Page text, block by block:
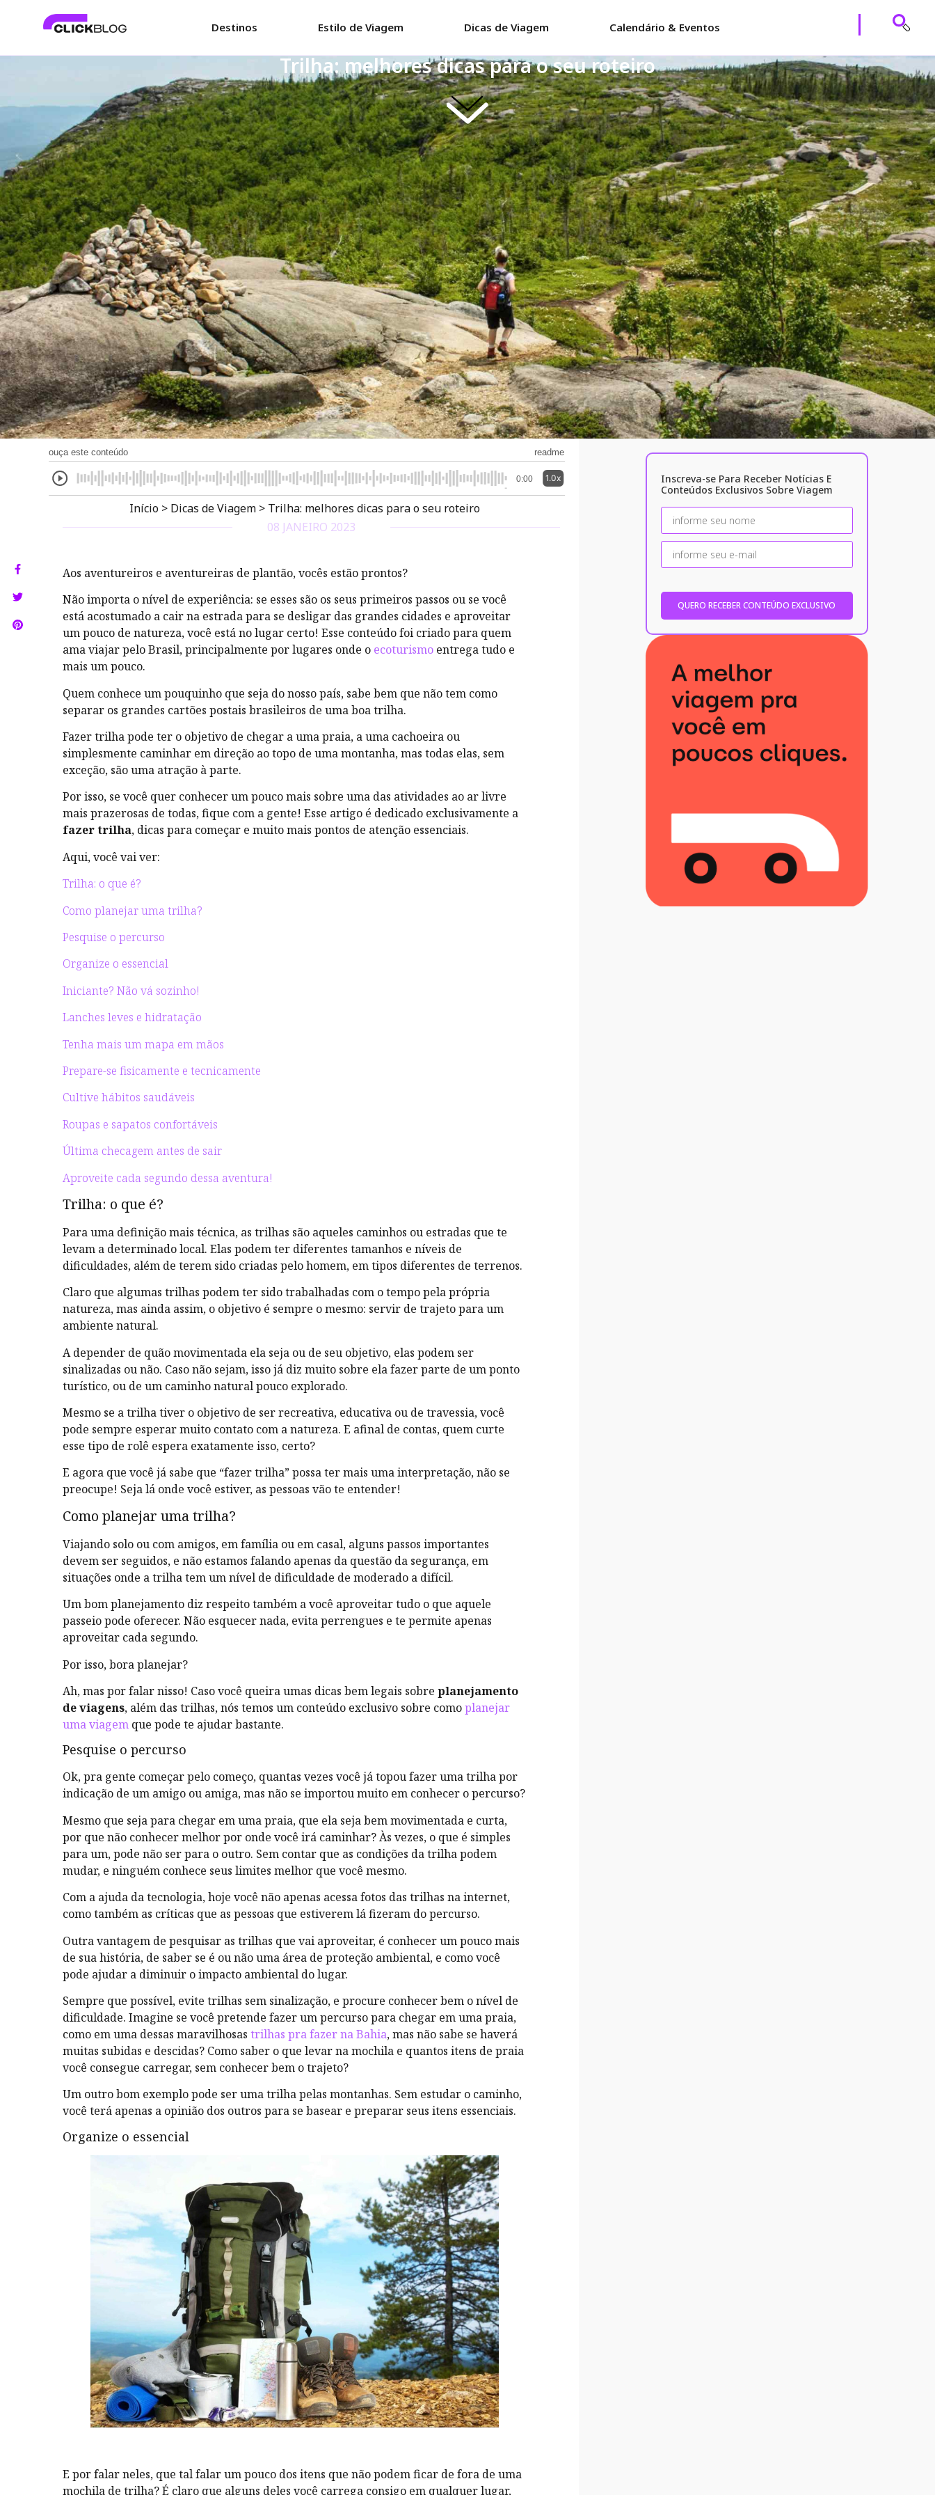
Destinos Estilo de Viagem Dicas de Viagem Calendário & Eventos
Trilha: melhores dicas para o seu roteiro
ouça este conteúdo readme
0:00 1.0x
Início > Dicas de Viagem > Trilha: melhores dicas para o seu roteiro
08 JANEIRO 2023
Aos aventureiros e aventureiras de plantão, vocês estão prontos?
Não importa o nível de experiência: se esses são os seus primeiros passos ou se você
está acostumado a cair na estrada para se desligar das grandes cidades e aproveitar
um pouco de natureza, você está no lugar certo! Esse conteúdo foi criado para quem
ama viajar pelo Brasil, principalmente por lugares onde o ecoturismo entrega tudo e
mais um pouco.
Quem conhece um pouquinho que seja do nosso país, sabe bem que não tem como
separar os grandes cartões postais brasileiros de uma boa trilha.
Fazer trilha pode ter o objetivo de chegar a uma praia, a uma cachoeira ou
simplesmente caminhar em direção ao topo de uma montanha, mas todas elas, sem
exceção, são uma atração à parte.
Por isso, se você quer conhecer um pouco mais sobre uma das atividades ao ar livre
mais prazerosas de todas, fique com a gente! Esse artigo é dedicado exclusivamente a
fazer trilha, dicas para começar e muito mais pontos de atenção essenciais.
Aqui, você vai ver:
Trilha: o que é?
Como planejar uma trilha?
Pesquise o percurso
Organize o essencial
Iniciante? Não vá sozinho!
Lanches leves e hidratação
Tenha mais um mapa em mãos
Prepare-se fisicamente e tecnicamente
Cultive hábitos saudáveis
Roupas e sapatos confortáveis
Última checagem antes de sair
Aproveite cada segundo dessa aventura!
Trilha: o que é?
Para uma definição mais técnica, as trilhas são aqueles caminhos ou estradas que te
levam a determinado local. Elas podem ter diferentes tamanhos e níveis de
dificuldades, além de terem sido criadas pelo homem, em tipos diferentes de terrenos.
Claro que algumas trilhas podem ter sido trabalhadas com o tempo pela própria
natureza, mas ainda assim, o objetivo é sempre o mesmo: servir de trajeto para um
ambiente natural.
A depender de quão movimentada ela seja ou de seu objetivo, elas podem ser
sinalizadas ou não. Caso não sejam, isso já diz muito sobre ela fazer parte de um ponto
turístico, ou de um caminho natural pouco explorado.
Mesmo se a trilha tiver o objetivo de ser recreativa, educativa ou de travessia, você
pode sempre esperar muito contato com a natureza. E afinal de contas, quem curte
esse tipo de rolê espera exatamente isso, certo?
E agora que você já sabe que “fazer trilha” possa ter mais uma interpretação, não se
preocupe! Seja lá onde você estiver, as pessoas vão te entender!
Como planejar uma trilha?
Viajando solo ou com amigos, em família ou em casal, alguns passos importantes
devem ser seguidos, e não estamos falando apenas da questão da segurança, em
situações onde a trilha tem um nível de dificuldade de moderado a difícil.
Um bom planejamento diz respeito também a você aproveitar tudo o que aquele
passeio pode oferecer. Não esquecer nada, evita perrengues e te permite apenas
aproveitar cada segundo.
Por isso, bora planejar?
Ah, mas por falar nisso! Caso você queira umas dicas bem legais sobre planejamento
de viagens, além das trilhas, nós temos um conteúdo exclusivo sobre comoplanejar
uma viagem que pode te ajudar bastante.
Pesquise o percurso
Ok, pra gente começar pelo começo, quantas vezes você já topou fazer uma trilha por
indicação de um amigo ou amiga, mas não se importou muito em conhecer o percurso?
Mesmo que seja para chegar em uma praia, que ela seja bem movimentada e curta,
por que não conhecer melhor por onde você irá caminhar? Às vezes, o que é simples
para um, pode não ser para o outro. Sem contar que as condições da trilha podem
mudar, e ninguém conhece seus limites melhor que você mesmo.
Com a ajuda da tecnologia, hoje você não apenas acessa fotos das trilhas na internet,
como também as críticas que as pessoas que estiverem lá fizeram do percurso.
Outra vantagem de pesquisar as trilhas que vai aproveitar, é conhecer um pouco mais
de sua história, de saber se é ou não uma área de proteção ambiental, e como você
pode ajudar a diminuir o impacto ambiental do lugar.
Sempre que possível, evite trilhas sem sinalização, e procure conhecer bem o nível de
dificuldade. Imagine se você pretende fazer um percurso para chegar em uma praia,
como em uma dessas maravilhosas trilhas pra fazer na Bahia, mas não sabe se haverá
muitas subidas e descidas? Como saber o que levar na mochila e quantos itens de praia
você consegue carregar, sem conhecer bem o trajeto?
Um outro bom exemplo pode ser uma trilha pelas montanhas. Sem estudar o caminho,
você terá apenas a opinião dos outros para se basear e preparar seus itens essenciais.
Organize o essencial
E por falar neles, que tal falar um pouco dos itens que não podem ficar de fora de uma
mochila de trilha? É claro que alguns deles você carrega consigo em qualquer lugar,
Inscreva-se Para Receber Notícias E
Conteúdos Exclusivos Sobre Viagem